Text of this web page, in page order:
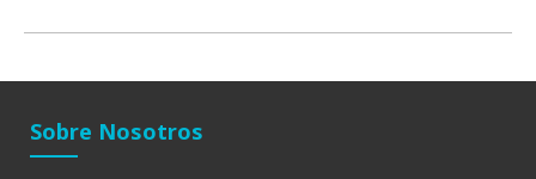
Sobre Nosotros